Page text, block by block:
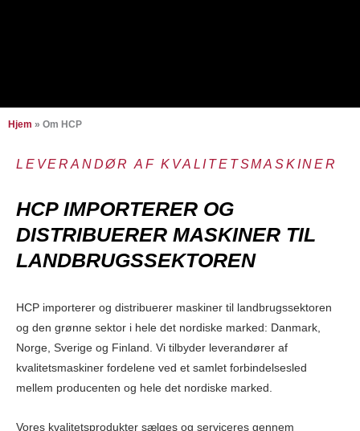
Hjem » Om HCP
LEVERANDØR AF KVALITETSMASKINER
HCP IMPORTERER OG
DISTRIBUERER MASKINER TIL
LANDBRUGSSEKTOREN
HCP importerer og distribuerer maskiner til landbrugssektoren
og den grønne sektor i hele det nordiske marked: Danmark,
Norge, Sverige og Finland. Vi tilbyder leverandører af
kvalitetsmaskiner fordelene ved et samlet forbindelsesled
mellem producenten og hele det nordiske marked.
Vores kvalitetsprodukter sælges og serviceres gennem